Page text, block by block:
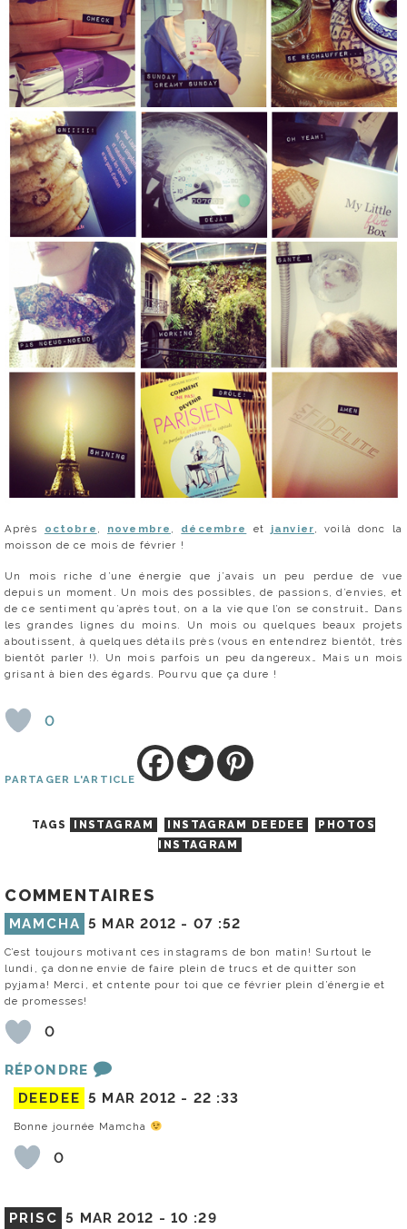
Après octobre novembre décembre et janvier , voilà donc la
moisson de ce mois de février !
Un mois riche d’une énergie que j’avais un peu perdue de vue
depuis un moment. Un mois des possibles, de passions, d’envies, et
de ce sentiment qu’après tout, on a la vie que l’on se construit… Dans
les grandes lignes du moins. Un mois ou quelques beaux projets
aboutissent, à quelques détails près (vous en entendrez bientôt, très
bientôt parler !). Un mois parfois un peu dangereux… Mais un mois
grisant à bien des égards. Pourvu que ça dure !
0
PARTAGER L'ARTICLE
TAGS INSTAGRAM INSTAGRAM DEEDEE
PHOTOS
INSTAGRAM
COMMENTAIRES
MAMCHA 5 MAR 2012 - 07 :52
C’est toujours motivant ces instagrams de bon matin! Surtout le
lundi, ça donne envie de faire plein de trucs et de quitter son
pyjama! Merci, et cntente pour toi que ce février plein d’énergie et
de promesses!
0
RÉPONDRE
DEEDEE 5 MAR 2012 - 22 :33
Bonne journée Mamcha
0
PRISC 5 MAR 2012 - 10 :29